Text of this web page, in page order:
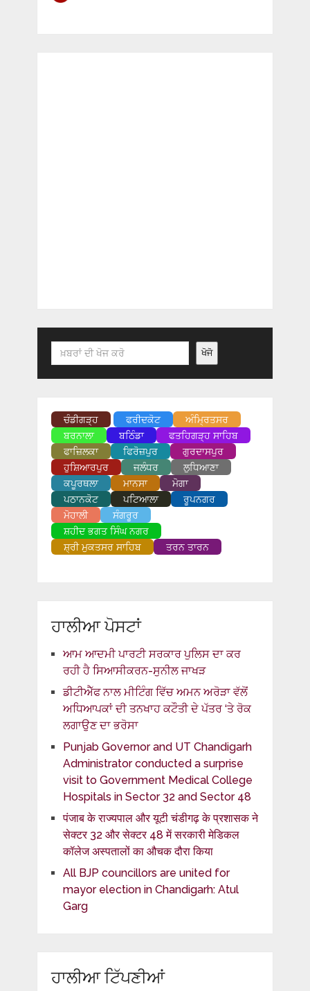
Search ਖੋਜੋ
ਚੰਡੀਗੜ੍ਹ ਫਰੀਦਕੋਟ
ਅੰਮ੍ਰਿਤਸਰ
ਬਰਨਾਲਾ
ਬਠਿੰਡਾ
ਫਤਹਿਗੜ੍ਹ ਸਾਹਿਬ
ਫਾਜ਼ਿਲਕਾ
ਫਿਰੋਜ਼ਪੁਰ
ਗੁਰਦਾਸਪੁਰ
ਹੁਸ਼ਿਆਰਪੁਰ
ਜਲੰਧਰ
ਲੁਧਿਆਣਾ
ਕਪੂਰਥਲਾ
ਮਾਨਸਾ
ਮੋਗਾ
ਪਠਾਨਕੋਟ
ਪਟਿਆਲਾ
ਰੂਪਨਗਰ
ਮੋਹਾਲੀ
ਸੰਗਰੂਰ
ਸ਼ਹੀਦ ਭਗਤ ਸਿੰਘ ਨਗਰ
ਸ਼੍ਰੀ ਮੁਕਤਸਰ ਸਾਹਿਬ
ਤਰਨ ਤਾਰਨ
ਹਾਲੀਆ ਪੋਸਟਾਂ
ਆਮ ਆਦਮੀ ਪਾਰਟੀ ਸਰਕਾਰ ਪੁਲਿਸ ਦਾ ਕਰ
ਰਹੀ ਹੈ ਸਿਆਸੀਕਰਨ-ਸੁਨੀਲ ਜਾਖੜ
ਡੀਟੀਐੱਫ ਨਾਲ ਮੀਟਿੰਗ ਵਿੱਚ ਅਮਨ ਅਰੋੜਾ ਵੱਲੋਂ
ਅਧਿਆਪਕਾਂ ਦੀ ਤਨਖਾਹ ਕਟੌਤੀ ਦੇ ਪੱਤਰ ‘ਤੇ ਰੋਕ
ਲਗਾਉਣ ਦਾ ਭਰੋਸਾ
Punjab Governor and UT Chandigarh
Administrator conducted a surprise
visit to Government Medical College
Hospitals in Sector 32 and Sector 48
पंजाब के राज्यपाल और यूटी चंडीगढ़ के प्रशासक ने
सेक्टर 32 और सेक्टर 48 में सरकारी मेडिकल
कॉलेज अस्पतालों का औचक दौरा किया
All BJP councillors are united for
mayor election in Chandigarh: Atul
Garg
ਹਾਲੀਆ ਟਿੱਪਣੀਆਂ